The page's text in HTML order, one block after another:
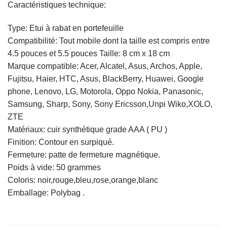
Caractéristiques technique:
Type: Etui à rabat en portefeuille
Compatibilité: Tout mobile dont la taille est compris entre
4.5 pouces et 5.5 pouces Taille: 8 cm x 18 cm
Marque compatible: Acer, Alcatel, Asus, Archos, Apple,
Fujitsu, Haier, HTC, Asus, BlackBerry, Huawei, Google
phone, Lenovo, LG, Motorola, Oppo Nokia, Panasonic,
Samsung, Sharp, Sony, Sony Ericsson,Unpi Wiko,XOLO,
ZTE
Matériaux: cuir synthétique grade AAA ( PU )
Finition: Contour en surpiqué.
Fermeture: patte de fermeture magnétique.
Poids à vide: 50 grammes
Coloris: noir,rouge,bleu,rose,orange,blanc
Emballage: Polybag .